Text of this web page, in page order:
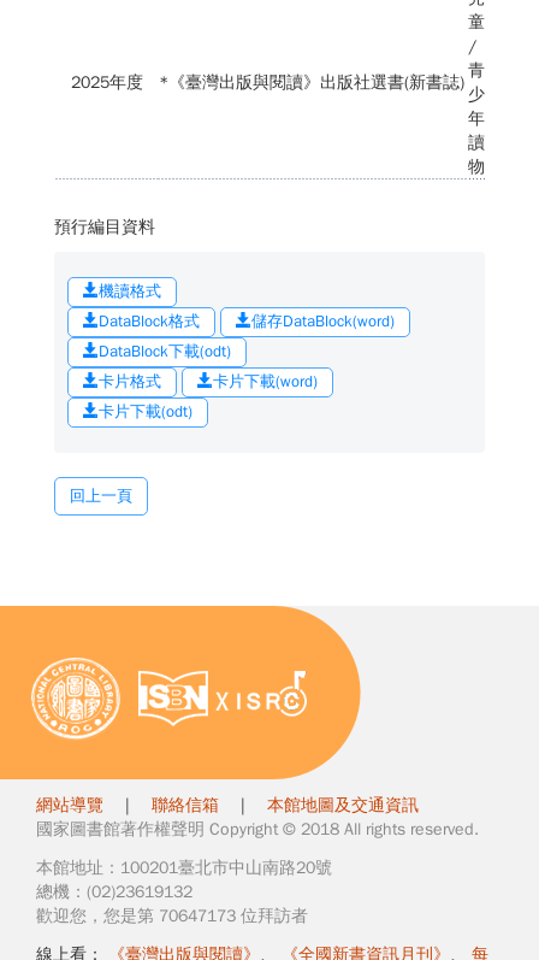
2025年度 *《臺灣出版與閱讀》出版社選書(新書誌)
童
/
青
少
年
讀
物
預行編目資料
機讀格式
DataBlock格式
儲存DataBlock(word)
DataBlock下載(odt)
卡片格式
卡片下載(word)
卡片下載(odt)
回上一頁
網站導覽 | 聯絡信箱 | 本館地圖及交通資訊
國家圖書館著作權聲明 Copyright © 2018 All rights reserved.
本館地址：100201臺北市中山南路20號
總機：(02)23619132
歡迎您，您是第 70647173 位拜訪者
線上看：
《臺灣出版與閱讀》 、 《全國新書資訊月刊》 、 每